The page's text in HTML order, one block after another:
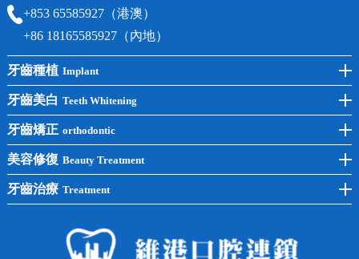
+853 65585927（港澳）
+86 18165585927（內地）
牙齒種植 Implant
前牙種植
後牙種植
單顆種植
半口種植
全口種植
牙齒美白 Teeth Whitening
冷光美白
洗牙
黃黑牙
常見問題
牙齒矯正 orthodontic
牙齒矯正
兒童矯正
美容修復 Beauty Treatment
全瓷牙
牙齒治療 Treatment